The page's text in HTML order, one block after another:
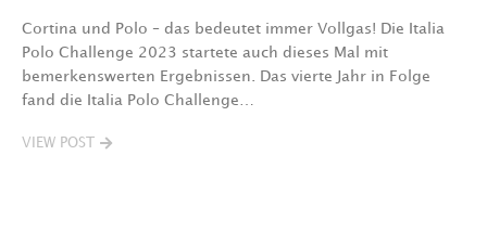
Cortina und Polo – das bedeutet immer Vollgas! Die Italia
Polo Challenge 2023 startete auch dieses Mal mit
bemerkenswerten Ergebnissen. Das vierte Jahr in Folge
fand die Italia Polo Challenge…
VIEW POST